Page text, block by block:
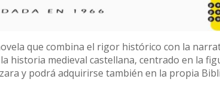
que combina el rigor histórico con la
historia medieval castellana, centrado en la
y podrá adquirirse también en la propia